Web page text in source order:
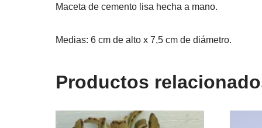
Maceta de cemento lisa hecha a mano.
Medias: 6 cm de alto x 7,5 cm de diámetro.
Productos